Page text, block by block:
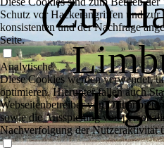
(Zu)
Schutz vor Hackerangriffen und zur
konsistenten und der Nachfrage
Seite.
Analytische
Diese Cookies werden verwendet,
optimieren. Hierunter fallen auch
Webseitenbetreiber von
sowie die Ausspielung von
Nachverfolgung der Nutzeraktivität